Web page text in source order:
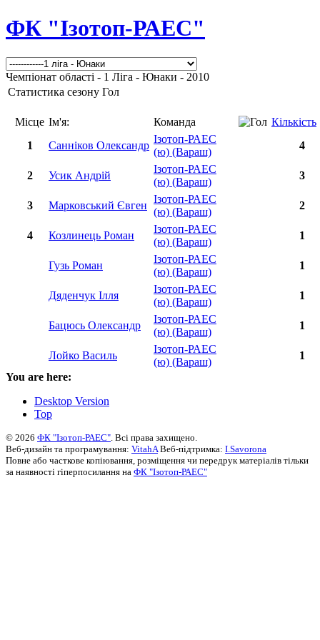
ФК "Ізотоп-РАЕС"
Чемпіонат області - 1 Ліга - Юнаки - 2010
Статистика сезону Гол
Місце Ім'я: Команда
Кількість
1
Санніков Олександр
Ізотоп-РАЕС
(ю) (Вараш)
4
2 Усик Андрій
Ізотоп-РАЕС
(ю) (Вараш)
3
3 Марковський Євген
Ізотоп-РАЕС
(ю) (Вараш)
2
4 Козлинець Роман
Ізотоп-РАЕС
(ю) (Вараш)
1
Гузь Роман
Ізотоп-РАЕС
(ю) (Вараш)
1
Дяденчук Ілля
Ізотоп-РАЕС
(ю) (Вараш)
1
Бацюсь Олександр
Ізотоп-РАЕС
(ю) (Вараш)
1
Лойко Василь
Ізотоп-РАЕС
(ю) (Вараш)
1
You are here:
Desktop Version
Top
© 2026 ФК "Ізотоп-РАЕС" . Всі права захищено.
Веб-дизайн та програмування: VitahA Веб-підтримка: I.Savorona
Повне або часткове копіювання, розміщення чи передрук матеріалів тільки
за наявності гіперпосилання на ФК "Ізотоп-РАЕС"